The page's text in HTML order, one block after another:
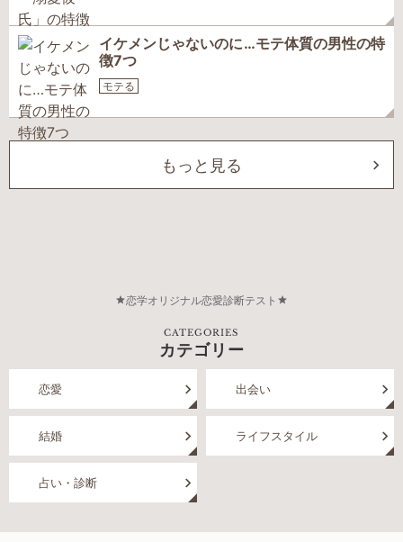
イケメンじゃないのに…モテ体質の男性の特
徴7つ
モテる
もっと見る
恋学オリジナル恋愛診断テスト
CATEGORIES
カテゴリー
恋愛 出会い
結婚 ライフスタイル
占い・診断